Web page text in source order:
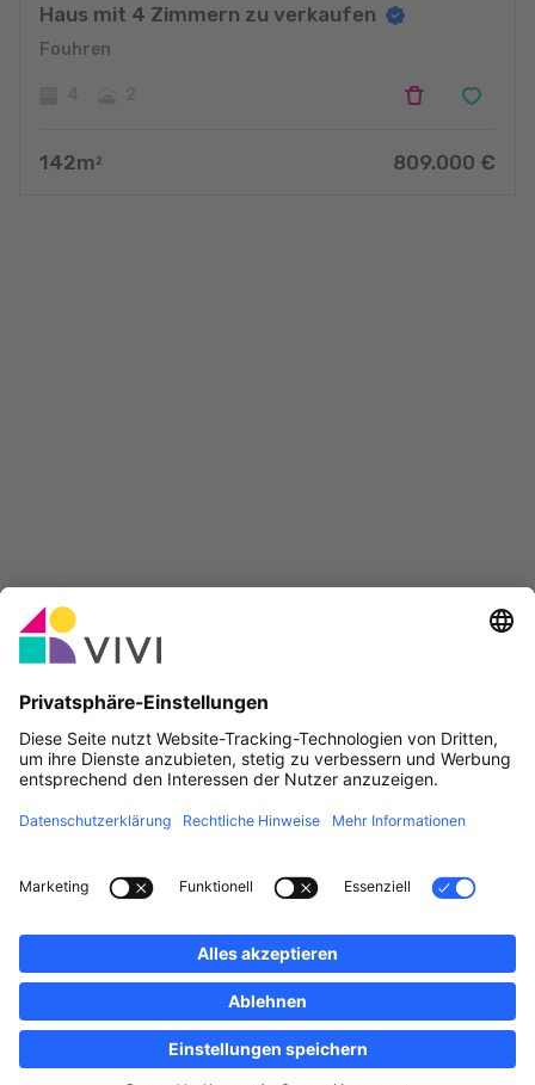
Haus mit 4 Zimmern zu verkaufen
Fouhren
142m 2 809.000 €